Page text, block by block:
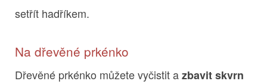
setřít hadříkem.
Na dřevěné prkénko
Dřevěné prkénko můžete vyčistit azbavit skvrn